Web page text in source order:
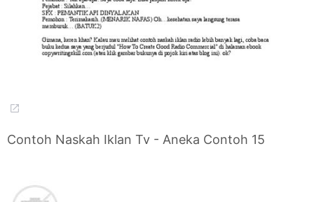
Contoh Naskah Iklan Tv - Aneka Contoh 15